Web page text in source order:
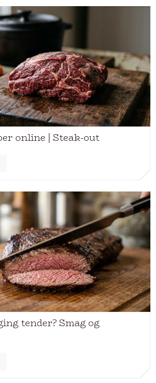
online | Steak-out
tender? Smag og